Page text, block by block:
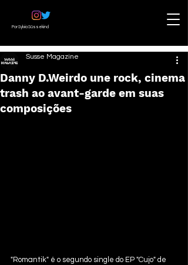
Por Sylvia Süssekind
Danny D.Weirdo une rock, cinema
trash ao avant-garde em suas
composições
Susse Magazine
"Romantik" é o segundo single do EP "Cujo" de